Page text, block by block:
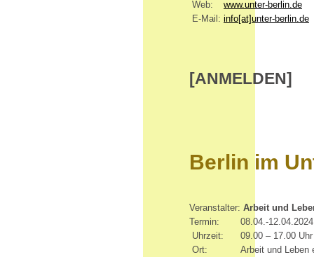
Web:
www.unter-berlin.de
E-Mail: info[at]unter-berlin.de
[ANMELDEN]
Berlin im
Veranstalter: Arbeit und
Termin:
08.04.-12.04.2024
Uhrzeit:
09.00 – 17.00 Uhr
Ort:
Arbeit und Leben